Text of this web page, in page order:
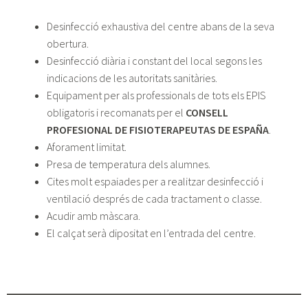
Desinfecció exhaustiva del centre abans de la seva
obertura.
Desinfecció diària i constant del local segons les
indicacions de les autoritats sanitàries.
Equipament per als professionals de tots els EPIS
obligatoris i recomanats per el CONSELL
PROFESIONAL DE FISIOTERAPEUTAS DE ESPAÑA.
Aforament limitat.
Presa de temperatura dels alumnes.
Cites molt espaiades per a realitzar desinfecció i
ventilació després de cada tractament o classe.
Acudir amb màscara.
El calçat serà dipositat en l’entrada del centre.